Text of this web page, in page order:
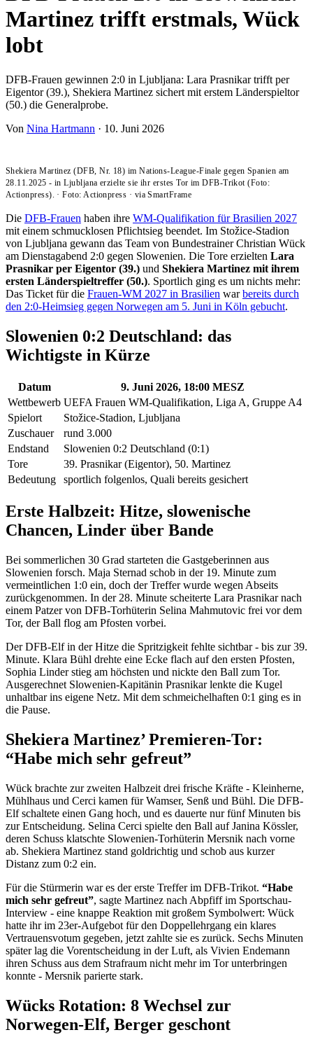
Martinez trifft erstmals, Wück
lobt
DFB-Frauen gewinnen 2:0 in Ljubljana: Lara Prasnikar trifft per
Eigentor (39.), Shekiera Martinez sichert mit erstem Länderspieltor
(50.) die Generalprobe.
Von Nina Hartmann · 10. Juni 2026
Shekiera Martinez (DFB, Nr. 18) im Nations-League-Finale gegen Spanien am
28.11.2025 - in Ljubljana erzielte sie ihr erstes Tor im DFB-Trikot (Foto:
Actionpress). ·Foto: Actionpress · via SmartFrame
Die DFB-Frauen haben ihre WM-Qualifikation für Brasilien 2027
mit einem schmucklosen Pflichtsieg beendet. Im Stožice-Stadion
von Ljubljana gewann das Team von Bundestrainer Christian Wück
am Dienstagabend 2:0 gegen Slowenien. Die Tore erzielten Lara
Prasnikar per Eigentor (39.) und Shekiera Martinez mit ihrem
ersten Länderspieltreffer (50.). Sportlich ging es um nichts mehr:
Das Ticket für die Frauen-WM 2027 in Brasilien warbereits durch
den 2:0-Heimsieg gegen Norwegen am 5. Juni in Köln gebucht.
Slowenien 0:2 Deutschland: das
Wichtigste in Kürze
Datum
9. Juni 2026, 18:00 MESZ
Wettbewerb UEFA Frauen WM-Qualifikation, Liga A, Gruppe A4
Spielort
Stožice-Stadion, Ljubljana
Zuschauer
rund 3.000
Endstand
Slowenien 0:2 Deutschland (0:1)
Tore
39. Prasnikar (Eigentor), 50. Martinez
Bedeutung
sportlich folgenlos, Quali bereits gesichert
Erste Halbzeit: Hitze, slowenische
Chancen, Linder über Bande
Bei sommerlichen 30 Grad starteten die Gastgeberinnen aus
Slowenien forsch. Maja Sternad schob in der 19. Minute zum
vermeintlichen 1:0 ein, doch der Treffer wurde wegen Abseits
zurückgenommen. In der 28. Minute scheiterte Lara Prasnikar nach
einem Patzer von DFB-Torhüterin Selina Mahmutovic frei vor dem
Tor, der Ball flog am Pfosten vorbei.
Der DFB-Elf in der Hitze die Spritzigkeit fehlte sichtbar - bis zur 39.
Minute. Klara Bühl drehte eine Ecke flach auf den ersten Pfosten,
Sophia Linder stieg am höchsten und nickte den Ball zum Tor.
Ausgerechnet Slowenien-Kapitänin Prasnikar lenkte die Kugel
unhaltbar ins eigene Netz. Mit dem schmeichelhaften 0:1 ging es in
die Pause.
Shekiera Martinez’ Premieren-Tor:
“Habe mich sehr gefreut”
Wück brachte zur zweiten Halbzeit drei frische Kräfte - Kleinherne,
Mühlhaus und Cerci kamen für Wamser, Senß und Bühl. Die DFB-
Elf schaltete einen Gang hoch, und es dauerte nur fünf Minuten bis
zur Entscheidung. Selina Cerci spielte den Ball auf Janina Kössler,
deren Schuss klatschte Slowenien-Torhüterin Mersnik nach vorne
ab. Shekiera Martinez stand goldrichtig und schob aus kurzer
Distanz zum 0:2 ein.
Für die Stürmerin war es der erste Treffer im DFB-Trikot. “Habe
mich sehr gefreut”, sagte Martinez nach Abpfiff im Sportschau-
Interview - eine knappe Reaktion mit großem Symbolwert: Wück
hatte ihr im 23er-Aufgebot für den Doppellehrgang ein klares
Vertrauensvotum gegeben, jetzt zahlte sie es zurück. Sechs Minuten
später lag die Vorentscheidung in der Luft, als Vivien Endemann
ihren Schuss aus dem Strafraum nicht mehr im Tor unterbringen
konnte - Mersnik parierte stark.
Wücks Rotation: 8 Wechsel zur
Norwegen-Elf, Berger geschont